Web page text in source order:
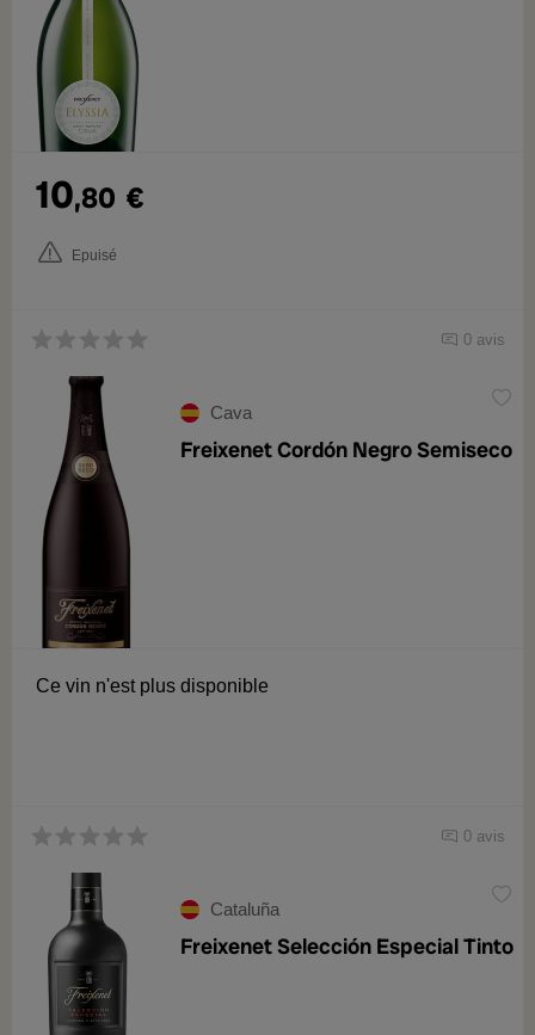
10,80 €
Epuisé
0 avis
Cava
Freixenet Cordón Negro Semiseco
Ce vin n'est plus disponible
0 avis
Cataluña
Freixenet Selección Especial Tinto